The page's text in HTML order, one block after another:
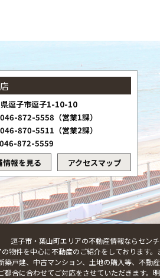
逗子市逗子1-10-10
872-5558（営業1課）
870-5511（営業2課）
872-5559
情報を見る
アクセスマップ
逗子市・葉山町エリアの不動産情報ならセン
物件を中心に不動産のご紹介をしております
築戸建、中古マンション、土地の購入等、不動
合に合わせてご対応をさせていただきます。